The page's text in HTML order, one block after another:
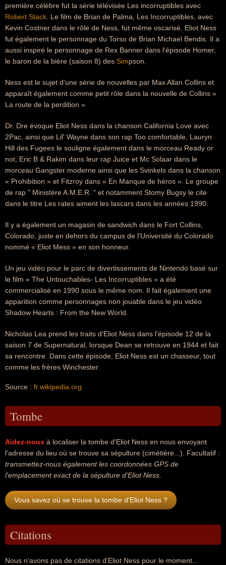
première célèbre fut la série télévisée Les incorruptibles avec
Robert Stack . Le film de Brian de Palma, Les Incorruptibles, avec
Kevin Costner dans le rôle de Ness, fut même oscarisé. Eliot Ness
fut également le personnage du Torso de Brian Michael Bendis. Il a
aussi inspiré le personnage de Rex Banner dans l'épisode Homer,
le baron de la bière (saison 8) des Simpson.
Ness est le sujet d'une série de nouvelles par Max Allan Collins et
apparaît également comme petit rôle dans la nouvelle de Collins «
La route de la perdition »
Dr. Dre évoque Eliot Ness dans la chanson California Love avec
2Pac, ainsi que Lil' Wayne dans son rap Too comfortable, Lauryn
Hill des Fugees le souligne également dans le morceau Ready or
not, Eric B & Rakim dans leur rap Juice et Mc Solaar dans le
morceau Gangster moderne ainsi que les Svinkels dans la chanson
« Prohibition » et Fitzroy dans « En Manque de héros ». Le groupe
de rap " Ministère A.M.E.R. " et notamment Stomy Bugsy le cite
dans le titre Les rates aiment les lascars dans les années 1990.
Il y a également un magasin de sandwich dans le Fort Collins,
Colorado, juste en dehors du campus de l'Université du Colorado
nommé « Eliot Mess » en son honneur.
Un jeu vidéo pour le parc de divertissements de Nintendo basé sur
le film « The Untouchables- Les Incorruptibles » a été
commercialisé en 1990 sous le même nom. Il fait également une
apparition comme personnages non jouable dans le jeu vidéo
Shadow Hearts : From the New World.
Nicholas Lea prend les traits d'Eliot Ness dans l'épisode 12 de la
saison 7 de Supernatural, lorsque Dean se retrouve en 1944 et fait
sa rencontre. Dans cette épisode, Eliot Ness est un chasseur, tout
comme les frères Winchester.
Source : fr.wikipedia.org
Tombe
Aidez-nous à localiser la tombe d'Eliot Ness en nous envoyant
l'adresse du lieu où se trouve sa sépulture (cimétière...). Facultatif :
transmettez-nous également les coordonnées GPS de
l'emplacement exact de la sépulture d'Eliot Ness
Vous savez où se trouve la tombe d'Eliot Ness ?
Citations
Nous n'avons pas de citations d'Eliot Ness pour le moment...